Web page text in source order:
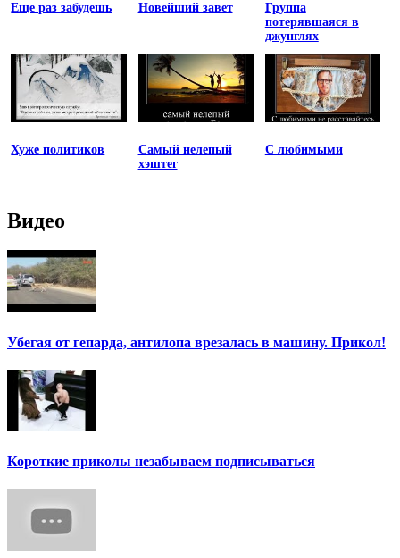
Еще раз забудешь Новейший завет
Группа
потерявшаяся в
джунглях
Хуже политиков
Самый нелепый
хэштег
С любимыми
Видео
Убегая от гепарда, антилопа врезалась в машину. Прикол!
Короткие приколы незабываем подписываться